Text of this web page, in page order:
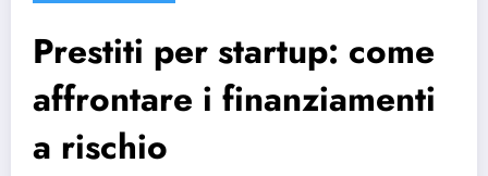
Prestiti per startup: come
affrontare i finanziamenti
a rischio